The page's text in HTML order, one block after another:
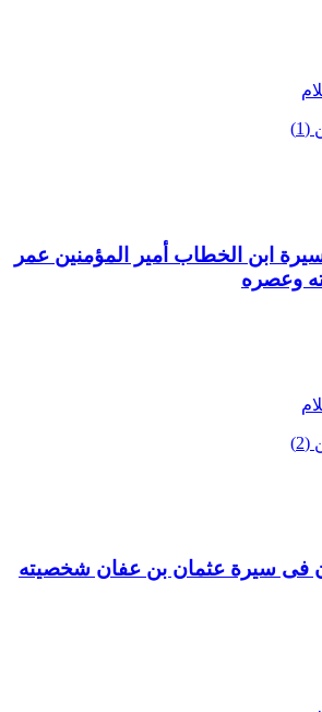
ابن الخطاب أمير المؤمنين عمر
وعصره
فى سيرة عثمان بن عفان شخصيته